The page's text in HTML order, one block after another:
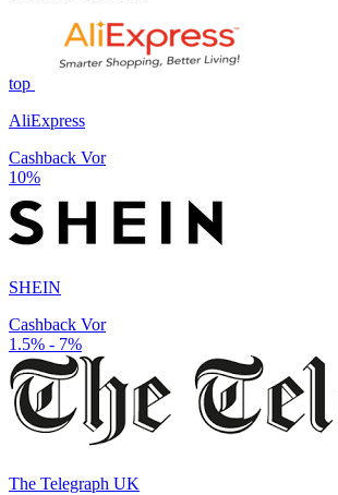
top
AliExpress
Cashback Vor
10%
SHEIN
Cashback Vor
1.5% - 7%
The Telegraph UK